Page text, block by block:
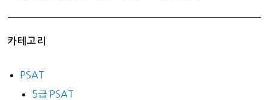
카테고리
PSAT
5급 PSAT